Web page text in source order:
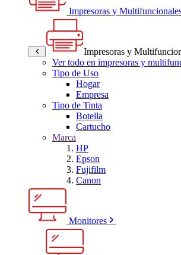
Impresoras y
Impresoras y
Ver todo en impresoras y
Tipo de Uso
Hogar
Empresa
Tipo de Tinta
Botella
Cartucho
Marca
HP
Epson
Fujifilm
Canon
Monitores